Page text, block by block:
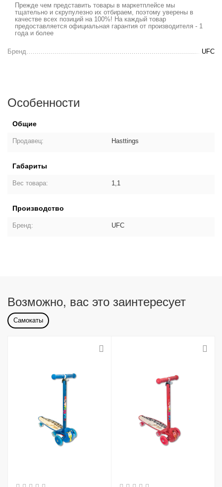
Прежде чем представить товары в маркетплейсе мы
тщательно и скрупулезно их отбираем, поэтому уверены в
качестве всех позиций на 100%! На каждый товар
предоставляется официальная гарантия от производителя - 1
года и более
Бренд UFC
Особенности
Общие
Продавец: Hasttings
Габариты
Вес товара: 1,1
Производство
Бренд: UFC
Возможно, вас это заинтересует
Самокаты